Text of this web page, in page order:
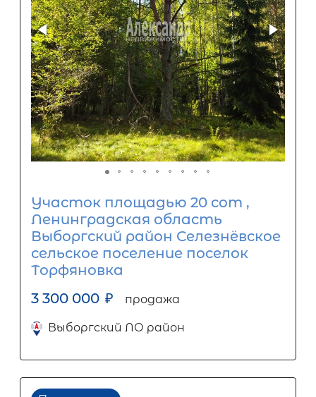
Участок площадью 20 сот ,
Ленинградская область
Выборгский район Селезнёвское
сельское поселение поселок
Торфяновка
3 300 000 ₽ продажа
Выборгский ЛО район